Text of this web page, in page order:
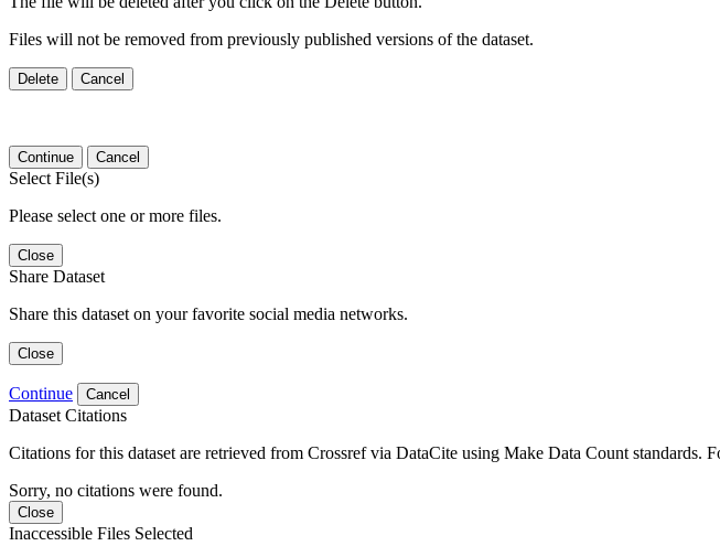
Files will not be removed from previously published versions of the dataset.
Delete Cancel
Continue Cancel
Select File(s)
Please select one or more files.
Close
Share Dataset
Share this dataset on your favorite social media networks.
Close
Continue Cancel
Dataset Citations
Citations for this dataset are retrieved from Crossref via DataCite using Make Data Count standards.
Sorry, no citations were found.
Close
Inaccessible Files Selected